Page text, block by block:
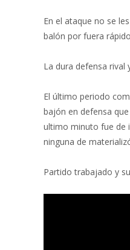
En el ataque no se
balón por fuera
La dura defensa
El último periodo
bajón en defensa
ultimo minuto fue de
ninguna de
Partido trabajado y